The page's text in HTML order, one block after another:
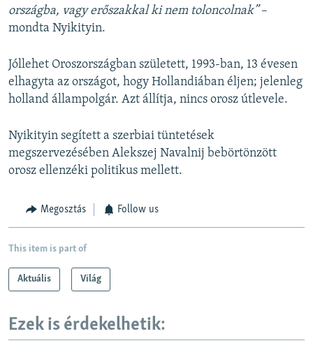
országba, vagy erőszakkal ki nem toloncolnak”–
mondta Nyikityin.
Jóllehet Oroszországban született, 1993-ban, 13 évesen
elhagyta az országot, hogy Hollandiában éljen; jelenleg
holland állampolgár. Azt állítja, nincs orosz útlevele.
Nyikityin segített a szerbiai tüntetések
megszervezésében Alekszej Navalnij bebörtönzött
orosz ellenzéki politikus mellett.
Megosztás Follow us
This item is part of
Aktuális Világ
Ezek is érdekelhetik: